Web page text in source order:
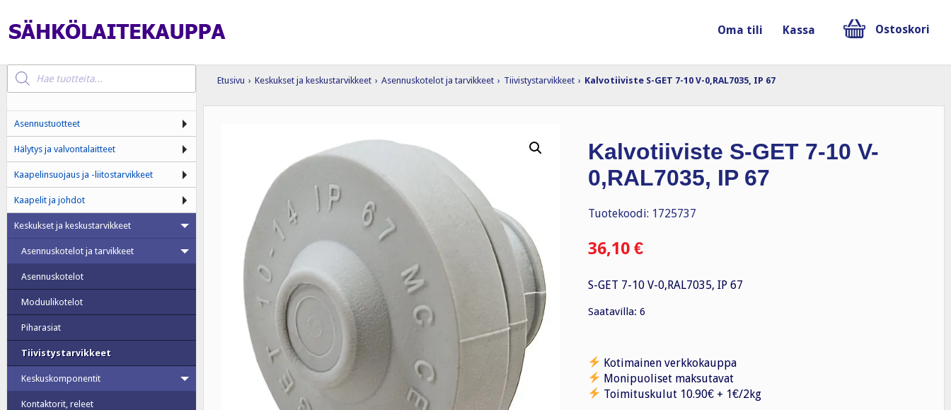
Oma tili Kassa Ostoskori
Etusivu › Keskukset ja keskustarvikkeet › Asennuskotelot ja tarvikkeet › Tiivistystarvikkeet › Kalvotiiviste S-GET 7-10 V-0,RAL7035, IP 67
Kalvotiiviste S-GET 7-10 V-
0,RAL7035, IP 67
Tuotekoodi: 1725737
36,10 €
S-GET 7-10 V-0,RAL7035, IP 67
Saatavilla: 6
Kotimainen verkkokauppa
Monipuoliset maksutavat
Toimituskulut 10.90€ + 1€/2kg
Products
search
Asennustuotteet
Hälytys ja valvontalaitteet
Kaapelinsuojaus ja -liitostarvikkeet
Kaapelit ja johdot
Keskukset ja keskustarvikkeet
Asennuskotelot ja tarvikkeet
Asennuskotelot
Moduulikotelot
Piharasiat
Tiivistystarvikkeet
Keskuskomponentit
Kontaktorit, releet